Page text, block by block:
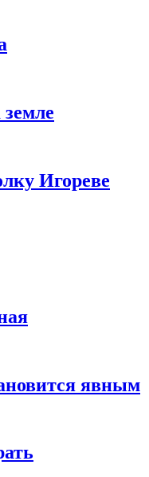
Игореве
явным